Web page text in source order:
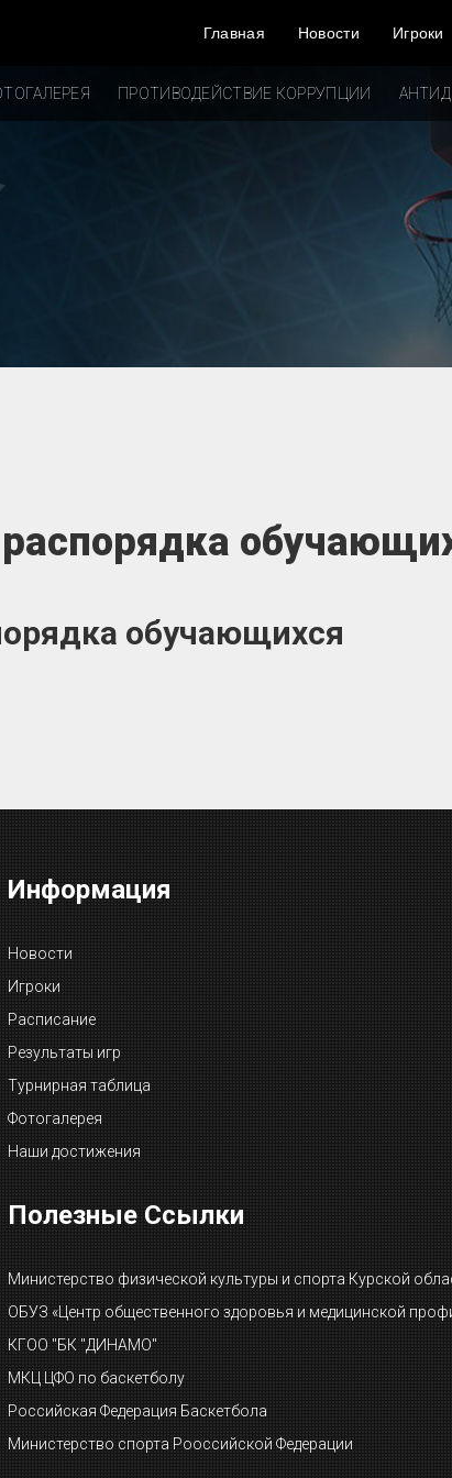
Главная Новости Игроки
ПРОТИВОДЕЙСТВИЕ КОРРУПЦИИ
обучающихся
Информация
Новости
Игроки
Расписание
Результаты игр
Турнирная таблица
Фотогалерея
Наши достижения
Полезные Ссылки
Министерство физической культуры и спорта Курской
ОБУЗ «Центр общественного здоровья и медицинской
КГОО "БК "ДИНАМО"
МКЦ ЦФО по баскетболу
Российская Федерация Баскетбола
Министерство спорта Рооссийской Федерации